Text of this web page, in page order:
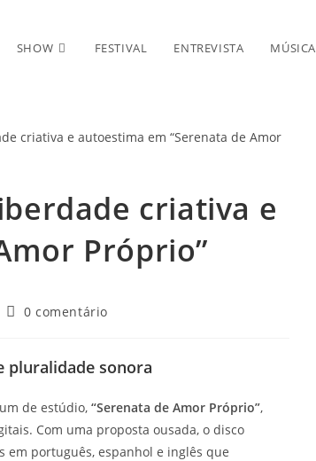
SHOW FESTIVAL ENTREVISTA MÚSICA
criativa e
Próprio”
Comentários
0 comentário
pluralidade sonora
de estúdio, “Serenata de Amor Próprio”,
Com uma proposta ousada, o disco
em português, espanhol e inglês que